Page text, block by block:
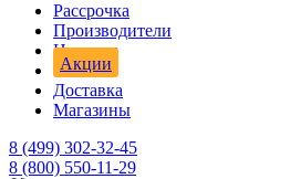
Рассрочка
Производители
Новости
Акции
Доставка
Магазины
8 (499) 302-32-45
8 (800) 550-11-29